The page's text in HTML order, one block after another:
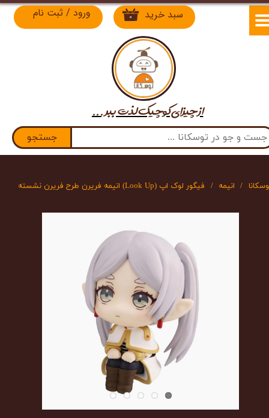
جستجو
۰ سبد خرید ورود / ثبت نام
حساب کاربری من
خروج از حساب کاربریاز چیزای کوچیک لذت​​​​​​​ ببر ...
انیمه فیگور لوک اپ (Look Up) انیمه فریرن طرح فریرن نشسته